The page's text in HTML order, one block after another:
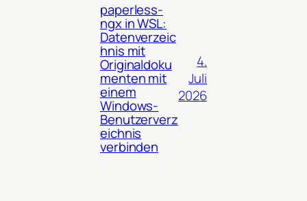
paperless-
ngx in WSL:
Datenverzeic
hnis mit
Originaldoku
menten mit
einem
Windows-
Benutzerverz
eichnis
verbinden
4.
Juli
2026